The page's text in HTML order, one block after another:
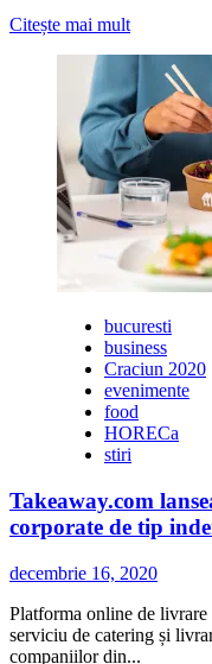
Citește mai multCitește
despre
Farmec
recunoaște
și
intensifică
faptele
bune
prin
campania
bucuresti
business
Craciun 2020
evenimente
food
HORECa
stiri
Takeaway.com
corporate de tip
decembrie 16, 2020
Platforma online de livrare
serviciu de catering și
companiilor din...